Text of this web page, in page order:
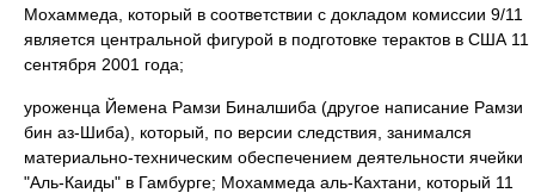
Мохаммеда, который в соответствии с докладом комиссии 9/11
является центральной фигурой в подготовке терактов в США 11
сентября 2001 года;
уроженца Йемена Рамзи Биналшиба (другое написание Рамзи
бин аз-Шиба), который, по версии следствия, занимался
материально-техническим обеспечением деятельности ячейки
"Аль-Каиды" в Гамбурге; Мохаммеда аль-Кахтани, который 11